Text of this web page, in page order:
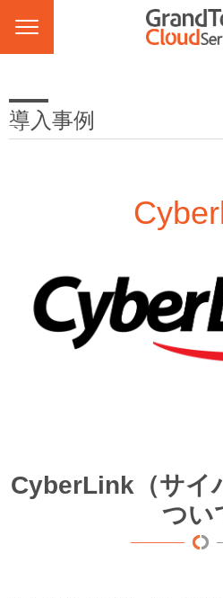
導入事例
CyberLink（サイ
つい